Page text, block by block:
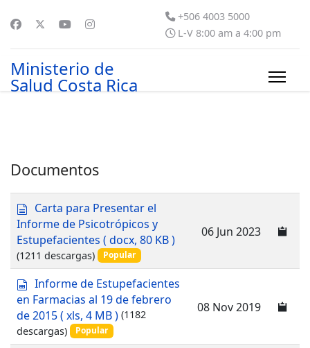
+506 4003 5000
L-V 8:00 am a 4:00 pm
Ministerio de
Salud Costa Rica
Documentos
d
o
c
u
m
n
t
o
Carta para Presentar el
Informe de Psicotrópicos y
Estupefacientes ( docx, 80 KB )
(1211 descargas) Popular
06 Jun 2023
s
p
r
e
a
Informe de Estupefacientes
en Farmacias al 19 de febrero
de 2015( xls, 4 MB ) (1182
descargas)
Popular
08 Nov 2019